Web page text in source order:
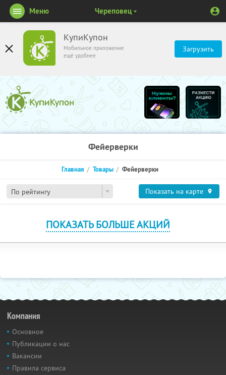
КупиКупон
Мобильное приложение
ещё удобнее
Загрузить
Меню Череповец
Фейерверки
По рейтингу
Главная Товары Фейерверки
Показать на карте
ПОКАЗАТЬ БОЛЬШЕ АКЦИЙ
Компания
Основное
Публикации о нас
Вакансии
Правила сервиса